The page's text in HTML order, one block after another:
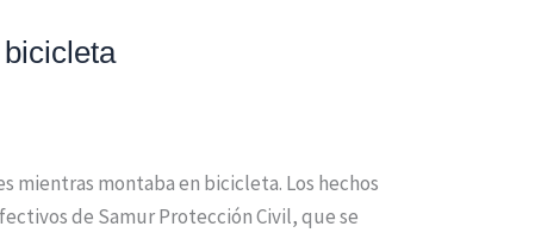
mientras montaba en bicicleta. Los hechos
de Samur Protección Civil, que se